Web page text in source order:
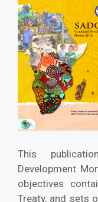
This
Development
objectives
Treaty, and sets